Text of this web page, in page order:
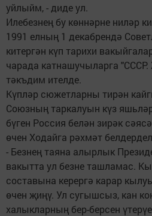
уйлыйм, - диде ул.
Илебезнең бу көннәрне ниләр
1991 елның 1 декабрендә
китергән күп тарихи
чарада катнашучыларга
тәкъдим ителде.
Күпләр сюжетларны тирән
Союзның таркалуын күз
бүген Россия белән зирәк
өчен Ходайга рәхмәт
- Безнең таяна алырлык
вакытта ул безне ташламас.
составына керергә карар
өчен җиңү. Ул сугышсыз, кан
халыкларның бер-берсен